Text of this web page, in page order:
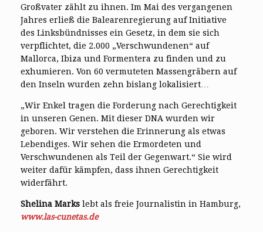
Großvater zählt zu ihnen. Im Mai des vergangenen
Jahres erließ die Balearenregierung auf Initiative
des Linksbündnisses ein Gesetz, in dem sie sich
verpflichtet, die 2.000 „Verschwundenen“ auf
Mallorca, Ibiza und Formentera zu finden und zu
exhumieren. Von 60 vermuteten Massengräbern auf
den Inseln wurden zehn bislang lokalisiert…
„Wir Enkel tragen die Forderung nach Gerechtigkeit
in unseren Genen. Mit dieser DNA wurden wir
geboren. Wir verstehen die Erinnerung als etwas
Lebendiges. Wir sehen die Ermordeten und
Verschwundenen als Teil der Gegenwart.“ Sie wird
weiter dafür kämpfen, dass ihnen Gerechtigkeit
widerfährt.
Shelina Marks lebt als freie Journalistin in Hamburg,
www.las-cunetas.de